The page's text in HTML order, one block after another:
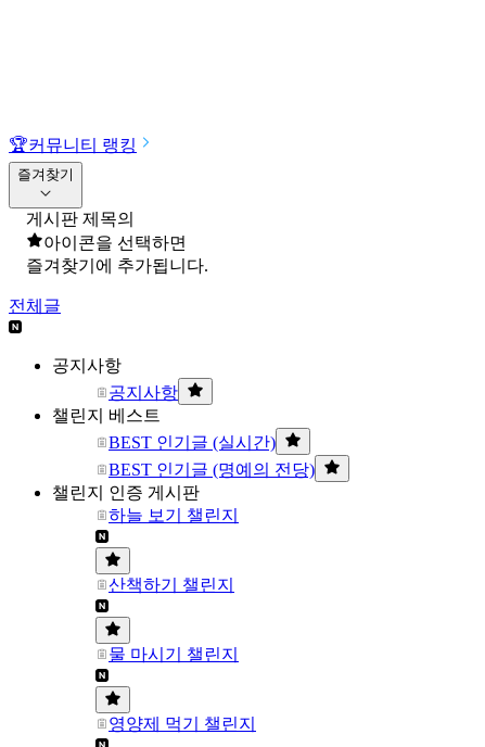
🏆커뮤니티 랭킹
즐겨찾기
게시판 제목의
아이콘을 선택하면
즐겨찾기에 추가됩니다.
전체글
공지사항
공지사항
챌린지 베스트
BEST 인기글 (실시간)
BEST 인기글 (명예의 전당)
챌린지 인증 게시판
하늘 보기 챌린지
산책하기 챌린지
물 마시기 챌린지
영양제 먹기 챌린지